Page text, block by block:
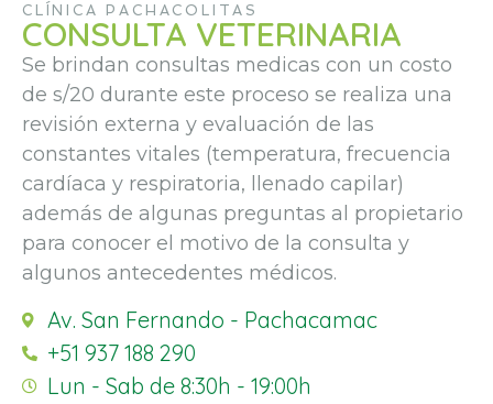
CLÍNICA PACHACOLITAS
CONSULTA VETERINARIA
Se brindan consultas medicas con un costo
de s/20 durante este proceso se realiza una
revisión externa y evaluación de las
constantes vitales (temperatura, frecuencia
cardíaca y respiratoria, llenado capilar)
además de algunas preguntas al propietario
para conocer el motivo de la consulta y
algunos antecedentes médicos.
Av. San Fernando - Pachacamac
+51 937 188 290
Lun - Sab de 8:30h - 19:00h